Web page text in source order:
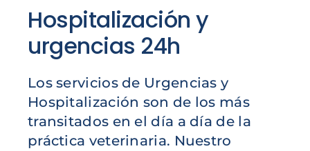
Hospitalización y
urgencias 24h
Los servicios de Urgencias y
Hospitalización son de los más
transitados en el día a día de la
práctica veterinaria. Nuestro